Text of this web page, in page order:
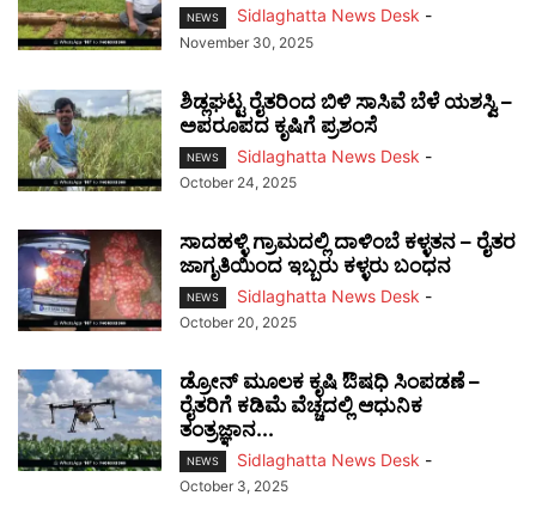
NEWS Sidlaghatta News Desk -
November 30, 2025
ಶಿಡ್ಲಘಟ್ಟ ರೈತರಿಂದ ಬಿಳಿ ಸಾಸಿವೆ ಬೆಳೆ ಯಶಸ್ವಿ –
ಅಪರೂಪದ ಕೃಷಿಗೆ ಪ್ರಶಂಸೆ
NEWS Sidlaghatta News Desk -
October 24, 2025
ಸಾದಹಳ್ಳಿ ಗ್ರಾಮದಲ್ಲಿ ದಾಳಿಂಬೆ ಕಳ್ಳತನ – ರೈತರ
ಜಾಗೃತಿಯಿಂದ ಇಬ್ಬರು ಕಳ್ಳರು ಬಂಧನ
NEWS Sidlaghatta News Desk -
October 20, 2025
ಡ್ರೋನ್ ಮೂಲಕ ಕೃಷಿ ಔಷಧಿ ಸಿಂಪಡಣೆ –
ರೈತರಿಗೆ ಕಡಿಮೆ ವೆಚ್ಚದಲ್ಲಿ ಆಧುನಿಕ
ತಂತ್ರಜ್ಞಾನ...
NEWS Sidlaghatta News Desk -
October 3, 2025